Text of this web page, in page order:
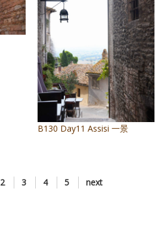
B130 Day11 Assisi 一景
2 3 4 5 next